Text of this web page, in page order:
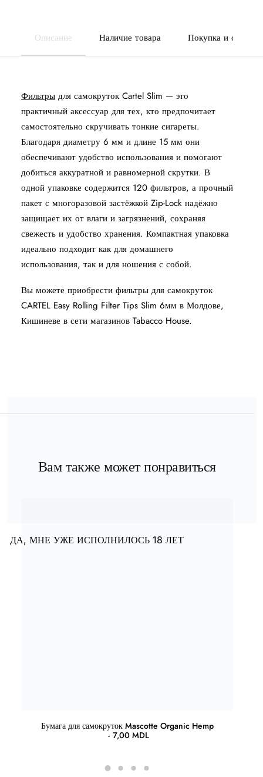
Описание Наличие товара Покупка и оплата
Фильтры для самокруток Cartel Slim — это
практичный аксессуар для тех, кто предпочитает
самостоятельно скручивать тонкие сигареты.
Благодаря диаметру 6 мм и длине 15 мм они
обеспечивают удобство использования и помогают
добиться аккуратной и равномерной скрутки. В
одной упаковке содержится 120 фильтров, а прочный
пакет с многоразовой застёжкой Zip-Lock надёжно
защищает их от влаги и загрязнений, сохраняя
свежесть и удобство хранения. Компактная упаковка
идеально подходит как для домашнего
использования, так и для ношения с собой.
Вы можете приобрести фильтры для самокруток
CARTEL Easy Rolling Filter Tips Slim 6мм в Молдове,
Кишиневе в сети магазинов Tabacco House.
Вам также может понравиться
Бумага для самокруток Mascotte Organic Hemp
7,00 MDL
ДА, МНЕ УЖЕ ИСПОЛНИЛОСЬ 18 ЛЕТ